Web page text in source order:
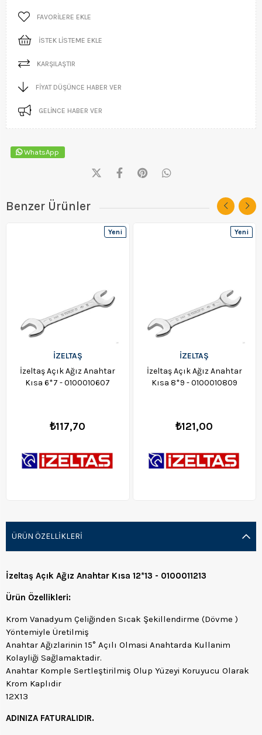
FAVORILERE EKLE
İSTEK LISTEME EKLE
KARŞILAŞTIR
FIYAT DÜŞÜNCE HABER VER
GELINCE HABER VER
WhatsApp
Benzer Ürünler
İZELTAŞ
İzeltaş Açık Ağız Anahtar
Kısa 6*7 - 0100010607
₺117,70
Yeni
İZELTAŞ
İzeltaş Açık Ağız Anahtar
Kısa 8*9 - 0100010809
₺121,00
Yeni
ÜRÜN ÖZELLIKLERI
İzeltaş Açık Ağız Anahtar Kısa 12*13 - 0100011213
Ürün Özellikleri:
Krom Vanadyum Çeliğinden Sıcak Şekillendirme (Dövme )
Yöntemiyle Üretilmiş
Anahtar Ağızlarinin 15° Açılı Olmasi Anahtarda Kullanim
Kolayliği Sağlamaktadir.
Anahtar Komple Sertleştirilmiş Olup Yüzeyi Koruyucu Olarak
Krom Kaplıdir
12X13
ADINIZA FATURALIDIR.